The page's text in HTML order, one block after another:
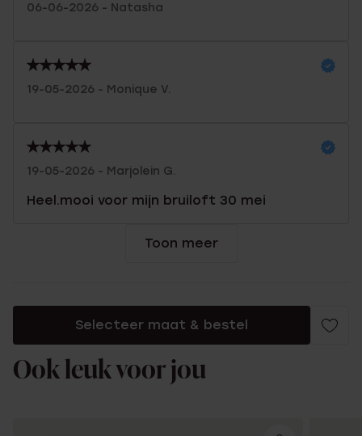
06-06-2026 - Natasha
19-05-2026 - Monique V.
19-05-2026 - Marjolein G.
Heel.mooi voor mijn bruiloft 30 mei
Toon meer
Selecteer maat & bestel
Ook leuk voor jou